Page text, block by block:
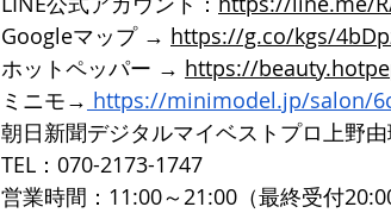
Googleマップ → https://g.co/kgs/
ホットペッパー → https://
ミニモ→ https://minimodel.jp/salon/
朝日新聞デジタルマイベストプロ上野
TEL：070-2173-1747
営業時間：11:00～21:00（最終受付20:00